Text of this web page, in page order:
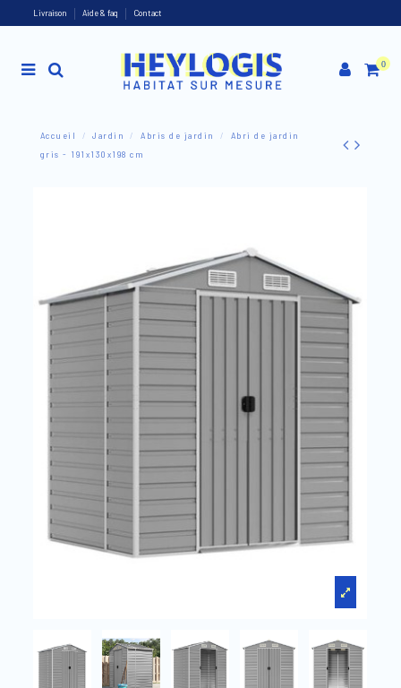
Livraison Aide & faq Contact
0
Accueil Jardin Abris de jardin
Abri de jardin
gris - 191x130x198 cm